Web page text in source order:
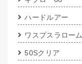
ハードルアー
ワスプスラローム
50Sクリア